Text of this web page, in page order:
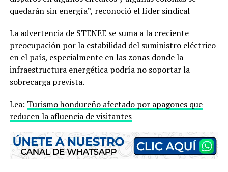
quedarán sin energía”, reconoció el líder sindical
La advertencia de STENEE se suma a la creciente
preocupación por la estabilidad del suministro eléctrico
en el país, especialmente en las zonas donde la
infraestructura energética podría no soportar la
sobrecarga prevista.
Lea: Turismo hondureño afectado por apagones que
reducen la afluencia de visitantes